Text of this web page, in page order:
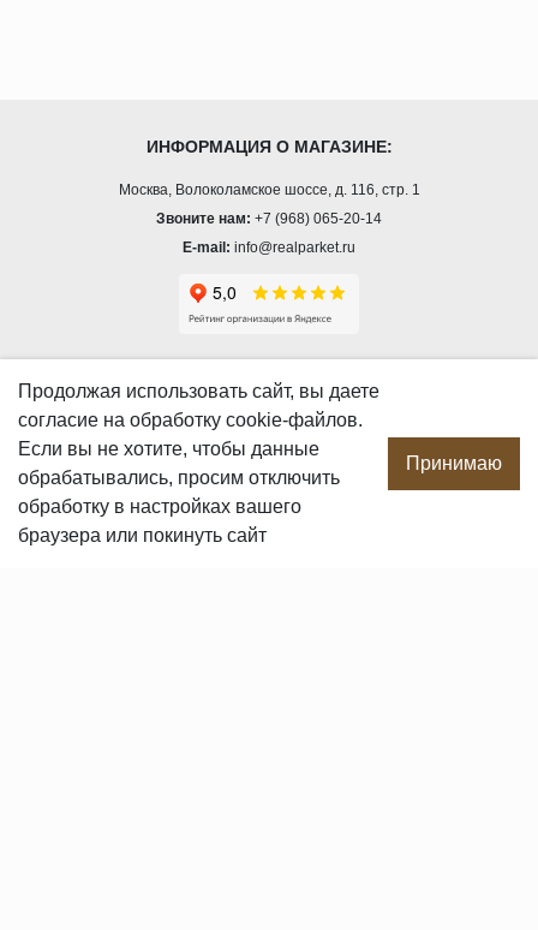
ИНФОРМАЦИЯ О МАГАЗИНЕ:
Москва, Волоколамское шоссе, д. 116, стр. 1
Звоните нам: +7 (968) 065-20-14
E-mail: info@realparket.ru
О компании
Производство
Сотрудничество
Сертификаты продукции
Вакансии
Продолжая использовать сайт, вы даете
согласие на обработку cookie-файлов.
Если вы не хотите, чтобы данные
обрабатывались, просим отключить
обработку в настройках вашего
браузера или покинуть сайт
Принимаю